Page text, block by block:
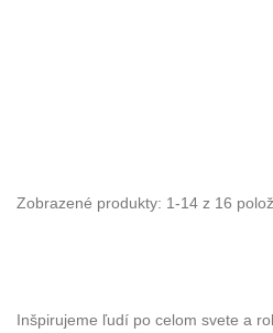
Zobrazené produkty: 1-14 z 16
Inšpirujeme ľudí po celom svete a